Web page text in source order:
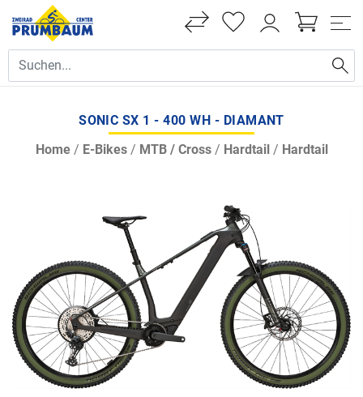
SONIC SX 1 - 400 WH - DIAMANT
Home/ E-Bikes/ MTB / Cross/ Hardtail/ Hardtail